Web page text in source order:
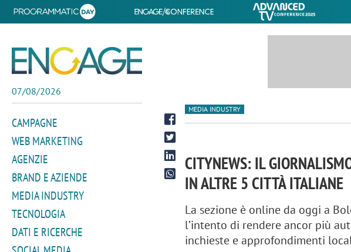
07/08/2026
CAMPAGNE
WEB MARKETING
AGENZIE
BRAND E AZIENDE
MEDIA INDUSTRY
TECNOLOGIA
DATI E RICERCHE
MEDIA INDUSTRY
CITYNEWS: IL
IN ALTRE 5 CITTÀ ITALIANE
La sezione è online da oggi a
l’intento di rendere ancor più
inchieste e approfondimenti